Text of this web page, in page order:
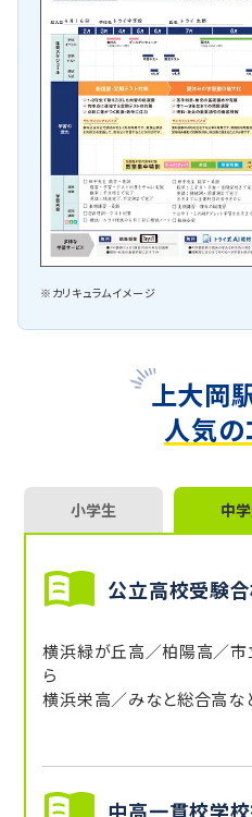
※カリキュラムイメージ
上大岡
人気の
小学生 中
公立高校受験
横浜緑が丘高／柏陽高／
ら
横浜栄高／みなと総合高な
氷取沢高／南陵高／金沢
れぞれの高校の合格レベル
学習した方が効果的なのか
合わせて、一人ひとり専用の
中高一貫校学